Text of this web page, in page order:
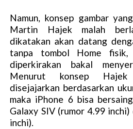
Namun, konsep gambar
Martin Hajek malah
dikatakan akan datang
tanpa tombol Home fisik,
diperkirakan bakal
Menurut konsep
disejajarkan berdasarkan
maka iPhone 6 bisa
Galaxy SIV (rumor 4.99
inchi).